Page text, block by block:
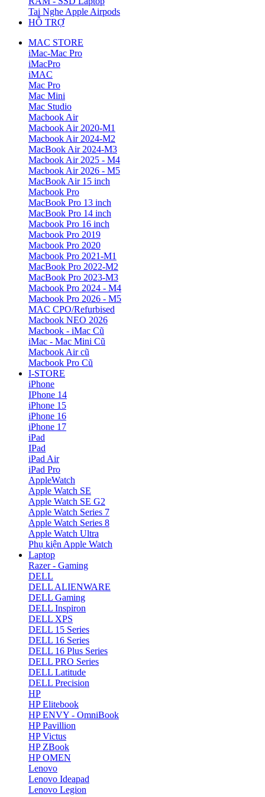
Tai Nghe Apple Airpods
HỖ TRỢ
MAC STORE
iMac-Mac Pro
iMacPro
iMAC
Mac Pro
Mac Mini
Mac Studio
Macbook Air
Macbook Air 2020-M1
Macbook Air 2024-M2
MacBook Air 2024-M3
Macbook Air 2025 - M4
Macbook Air 2026 - M5
MacBook Air 15 inch
Macbook Pro
MacBook Pro 13 inch
MacBook Pro 14 inch
Macbook Pro 16 inch
Macbook Pro 2019
Macbook Pro 2020
Macbook Pro 2021-M1
MacBook Pro 2022-M2
MacBook Pro 2023-M3
Macbook Pro 2024 - M4
Macbook Pro 2026 - M5
MAC CPO/Refurbised
Macbook NEO 2026
Macbook - iMac Cũ
iMac - Mac Mini Cũ
Macbook Air cũ
Macbook Pro Cũ
I-STORE
iPhone
IPhone 14
iPhone 15
iPhone 16
iPhone 17
iPad
IPad
iPad Air
iPad Pro
AppleWatch
Apple Watch SE
Apple Watch SE G2
Apple Watch Series 7
Apple Watch Series 8
Apple Watch Ultra
Phụ kiện Apple Watch
Laptop
Razer - Gaming
DELL
DELL ALIENWARE
DELL Gaming
DELL Inspiron
DELL XPS
DELL 15 Series
DELL 16 Series
DELL 16 Plus Series
DELL PRO Series
DELL Latitude
DELL Precision
HP
HP Elitebook
HP ENVY - OmniBook
HP Pavillion
HP Victus
HP ZBook
HP OMEN
Lenovo
Lenovo Ideapad
Lenovo Legion